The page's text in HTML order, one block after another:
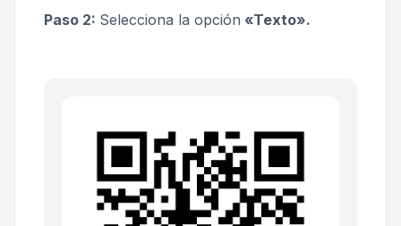
Paso 2: Selecciona la opción «Texto».